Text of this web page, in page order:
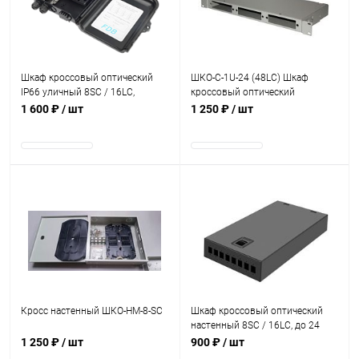
В наличии
Шкаф кроссовый оптический
IP66 уличный 8SC / 16LC,
чёрный
1 600 ₽/ шт
В наличии
ШКО-С-1U-24 (48LC) Шкаф
кроссовый оптический
стоечный
1 250 ₽/ шт
В наличии
Кросс настенный ШКО-НМ-8-SC
1 250 ₽/ шт
В наличии
Шкаф кроссовый оптический
настенный 8SC / 16LC, до 24
КДЗС, чёрный
900 ₽/ шт